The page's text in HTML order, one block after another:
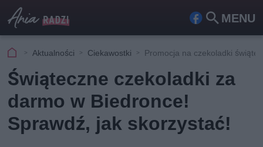
MENU
Fa
ook
Szu
kaj
Aktualności Ciekawostki Promocja na czekoladki
Świąteczne czekoladki za
darmo w Biedronce!
Sprawdź, jak skorzystać!